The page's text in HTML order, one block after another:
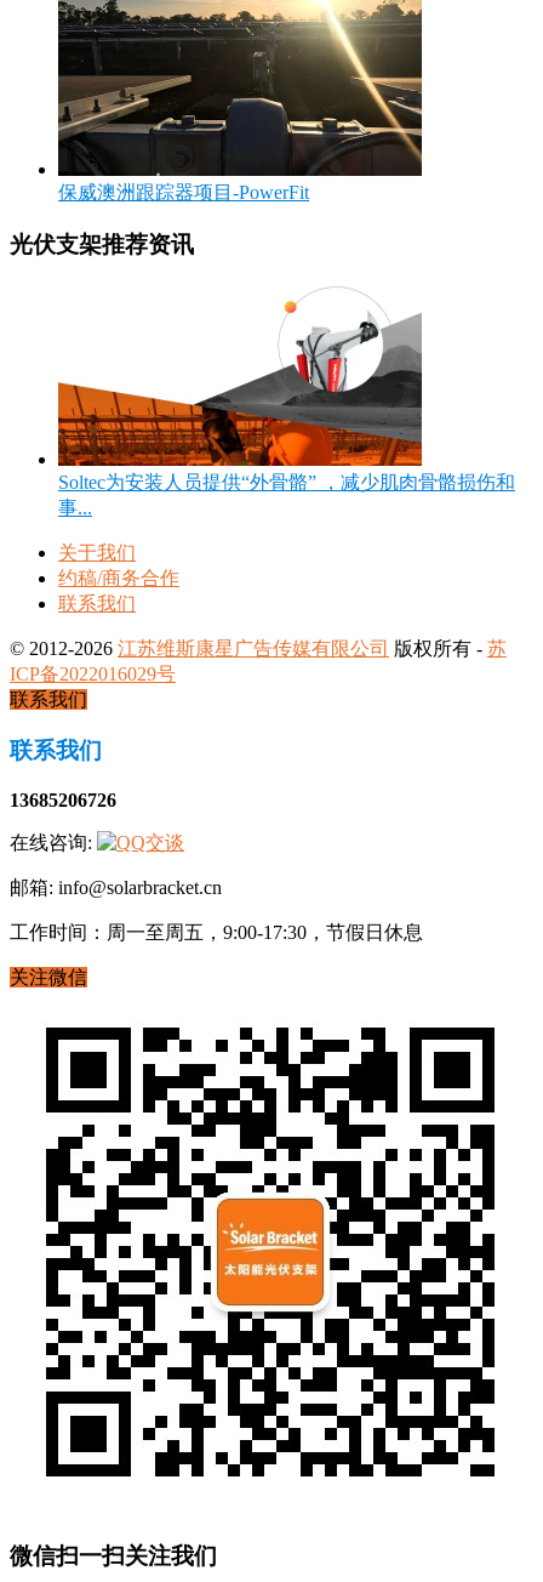
保威澳洲跟踪器项目-PowerFit
光伏支架推荐资讯
Soltec为安装人员提供“外骨骼” ，减少肌肉骨骼损伤和
事...
关于我们
约稿/商务合作
联系我们
© 2012-2026 江苏维斯康星广告传媒有限公司 版权所有 - 苏
ICP备2022016029号
联系我们
联系我们
13685206726
在线咨询:
邮箱: info@solarbracket.cn
工作时间：周一至周五，9:00-17:30，节假日休息
关注微信
微信扫一扫关注我们